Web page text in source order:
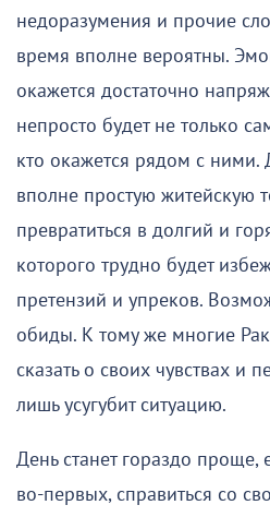
недоразумения и прочие
время вполне вероятны.
окажется достаточно
непросто будет не только
кто окажется рядом с ними.
вполне простую житейскую
превратиться в долгий и
которого трудно будет
претензий и упреков.
обиды. К тому же многие
сказать о своих чувствах и
лишь усугубит ситуацию.
День станет гораздо проще,
во-первых, справиться со